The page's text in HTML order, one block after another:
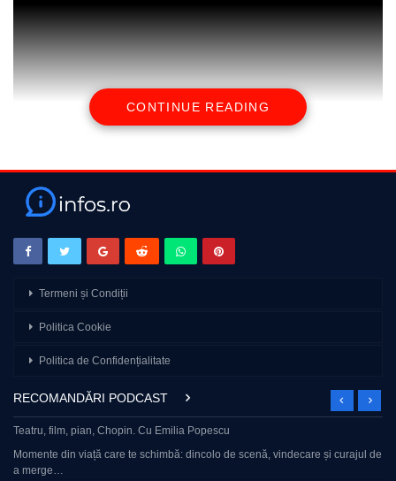
Reacție rară în fața jurnaliștilor
Urmărește-ne pe:
🔛 Instagram – https://www.instagram.com/cancan.ro/
🔛 Tik Tok – https://www.tiktok.com/@cancan_ro
🔔 Abonează-te pentru a fi la curent cu cele mai noi detalii
picante din lumea mondenă!
source
CONTINUE READING
Termeni și Condiții
Politica Cookie
Politica de Confidențialitate
RECOMANDĂRI PODCAST
Teatru, film, pian, Chopin. Cu Emilia Popescu
Momente din viață care te schimbă: dincolo de scenă, vindecare și curajul de
a merge…